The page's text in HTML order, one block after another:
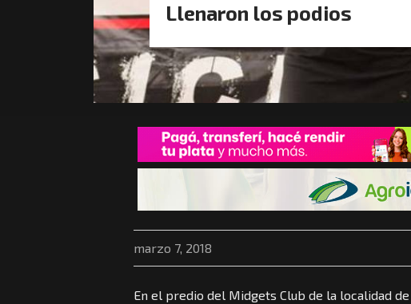
Llenaron los podios
marzo 7, 2018
En el predio del Midgets Club de la localidad